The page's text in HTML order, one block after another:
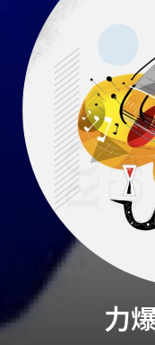
力